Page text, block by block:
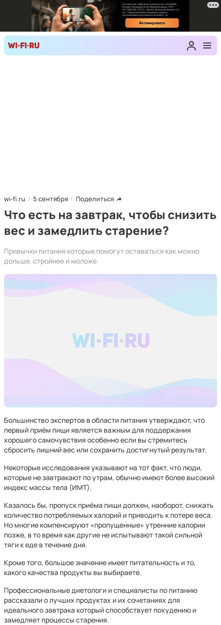
wi-fi.ru 5 сентября Поделиться
Что есть на завтрак, чтобы снизить
вес и замедлить старение?
Привычки питания которые помогут оставаться как можно
дольше, стройнее и моложе
Большинство экспертов в области питания утверждают, что
первый приём пищи является важным для поддержания
хорошего самочувствия особенно если вы стремитесь
сбросить лишний вес или сохранить достигнутый результат.
Некоторые исследования указывают на тот факт, что люди,
которые не завтракают по утрам, обычно имеют более высокий
индекс массы тела (ИМТ).
Казалось бы, пропуск приёма пищи должен, наоборот, снижать
количество потребляемых калорий и приводить к потере веса.
Но многие компенсируют «пропущенные» утренние калории
позже, в то время как другие не испытывают такой сильной
тяги к еде в течение дня.
Кроме того, большое значение имеет питательность и то,
какого качества продукты вы выбираете.
Профессиональные диетологи и специалисты по питанию
рассказали о лучших продуктах и их сочетаниях для
идеального завтрака который способствует похудению и
замедляет процессы старения.